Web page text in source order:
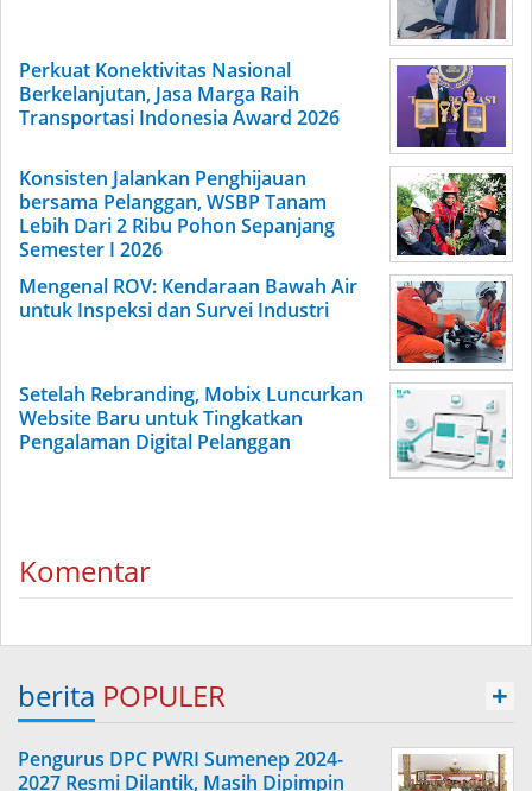
Perkuat Konektivitas Nasional
Berkelanjutan, Jasa Marga Raih
Transportasi Indonesia Award 2026
Konsisten Jalankan Penghijauan
bersama Pelanggan, WSBP Tanam
Lebih Dari 2 Ribu Pohon Sepanjang
Semester I 2026
Mengenal ROV: Kendaraan Bawah Air
untuk Inspeksi dan Survei Industri
Setelah Rebranding, Mobix Luncurkan
Website Baru untuk Tingkatkan
Pengalaman Digital Pelanggan
Komentar
berita POPULER +
Pengurus DPC PWRI Sumenep 2024-
2027 Resmi Dilantik, Masih Dipimpin